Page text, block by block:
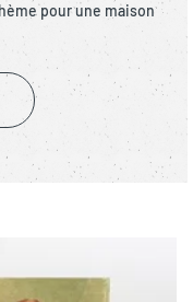
pour une maison